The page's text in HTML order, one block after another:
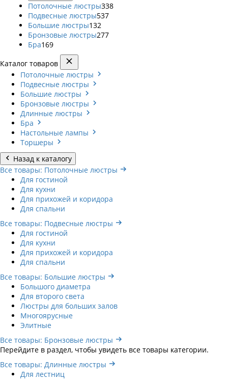
Потолочные люстры338
Подвесные люстры537
Большие люстры132
Бронзовые люстры277
Бра169
Каталог товаров
Потолочные люстры
Подвесные люстры
Большие люстры
Бронзовые люстры
Длинные люстры
Бра
Настольные лампы
Торшеры
Назад к каталогу
Все товары: Потолочные люстры
Для гостиной
Для кухни
Для прихожей и коридора
Для спальни
Все товары: Подвесные люстры
Для гостиной
Для кухни
Для прихожей и коридора
Для спальни
Все товары: Большие люстры
Большого диаметра
Для второго света
Люстры для больших залов
Многоярусные
Элитные
Все товары: Бронзовые люстры
Перейдите в раздел, чтобы увидеть все товары категории.
Все товары: Длинные люстры
Для лестниц